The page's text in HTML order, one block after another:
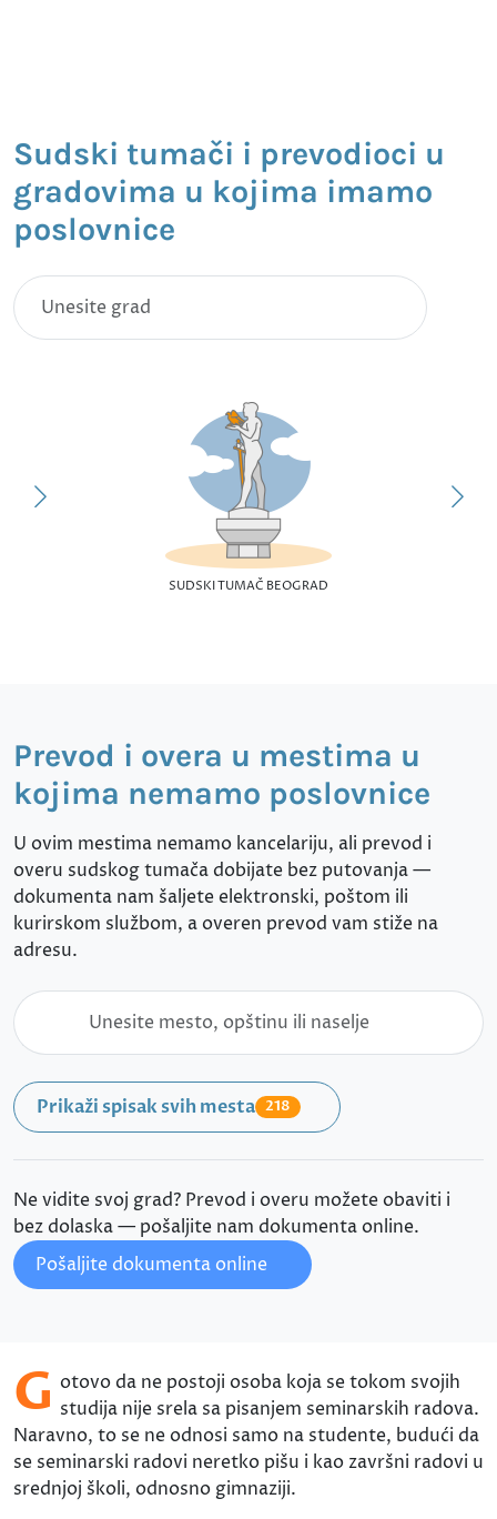
Sudski tumači i prevodioci u
gradovima u kojima imamo
poslovnice
SUDSKI TUMAČ BEOGRAD
Prevod i overa u mestima u
kojima nemamo poslovnice
U ovim mestima nemamo kancelariju, ali prevod i
overu sudskog tumača dobijate bez putovanja —
dokumenta nam šaljete elektronski, poštom ili
kurirskom službom, a overen prevod vam stiže na
adresu.
Prikaži spisak svih mesta 218
Ne vidite svoj grad? Prevod i overu možete obaviti i
bez dolaska — pošaljite nam dokumenta online.
Pošaljite dokumenta online
G otovo da ne postoji osoba koja se tokom svojih
studija nije srela sa pisanjem seminarskih radova.
Naravno, to se ne odnosi samo na studente, budući da
se seminarski radovi neretko pišu i kao završni radovi u
srednjoj školi, odnosno gimnaziji.